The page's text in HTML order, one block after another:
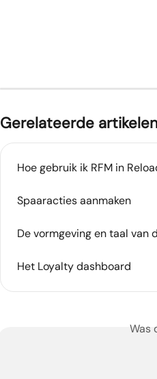
Gerelateerde
Hoe gebruik ik RFM in
Spaaracties aanmaken
De vormgeving en taal van
Het Loyalty dashboard
Was